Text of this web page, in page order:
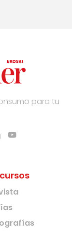
para tu